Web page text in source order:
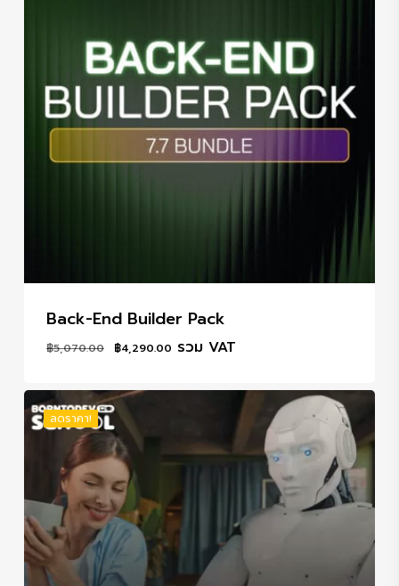
Back-End Builder Pack
฿5,070.00
Original
was:
฿5,070.00.
฿4,290.00Current
is:
฿4,290.00.
รวม VAT
ลดราคา!